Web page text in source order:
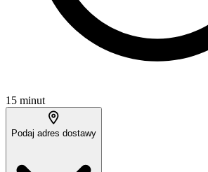
15 minut
Podaj adres dostawy